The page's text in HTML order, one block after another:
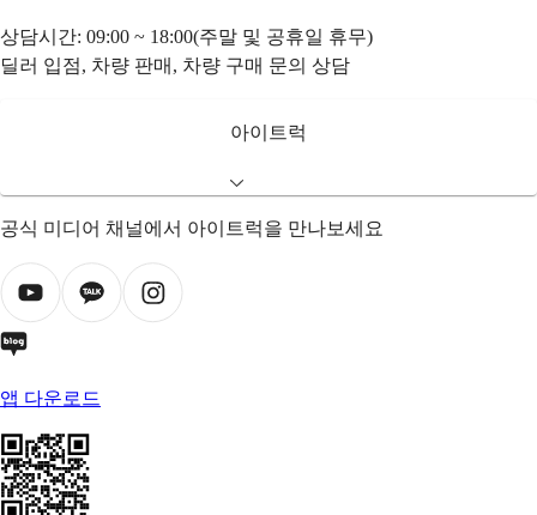
상담시간: 09:00 ~ 18:00(주말 및 공휴일 휴무)
딜러 입점, 차량 판매, 차량 구매 문의 상담
아이트럭
공식 미디어 채널에서 아이트럭을 만나보세요
앱 다운로드